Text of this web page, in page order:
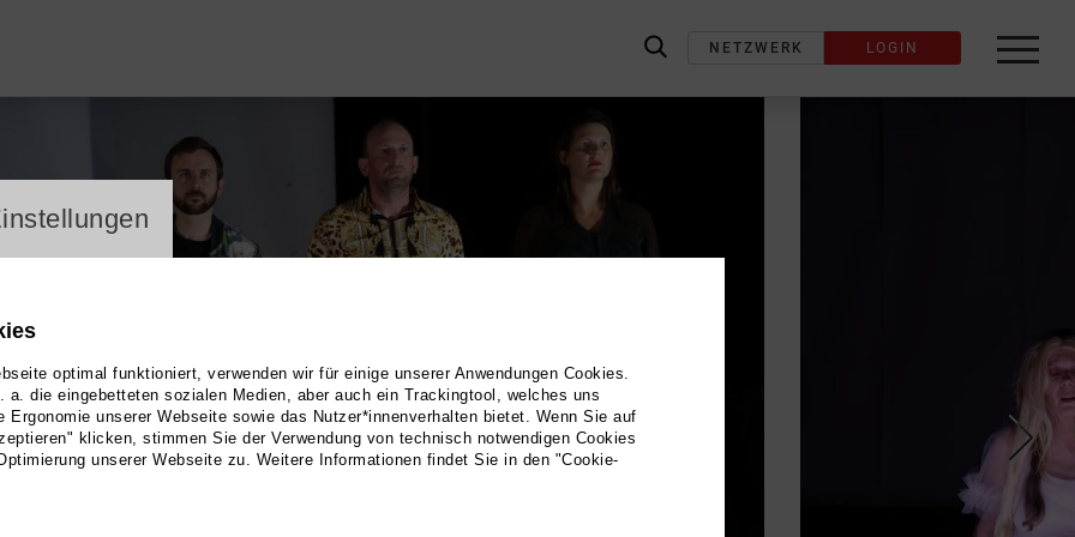
label_search
NETZWERK LOGIN
optimal funktioniert, verwenden wir für einige unserer Anwendungen Cookies.
a. die eingebetteten sozialen Medien, aber auch ein Trackingtool, welches uns
Ergonomie unserer Webseite sowie das Nutzer*innenverhalten bietet. Wenn Sie auf
klicken, stimmen Sie der Verwendung von technisch notwendigen Cookies
unserer Webseite zu. Weitere Informationen findet Sie in den "Cookie-